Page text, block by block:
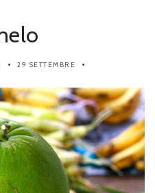
29 SETTEMBRE